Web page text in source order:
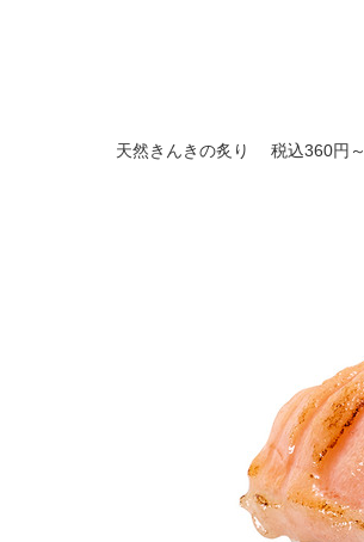
天然きんきの炙り 税込360円～